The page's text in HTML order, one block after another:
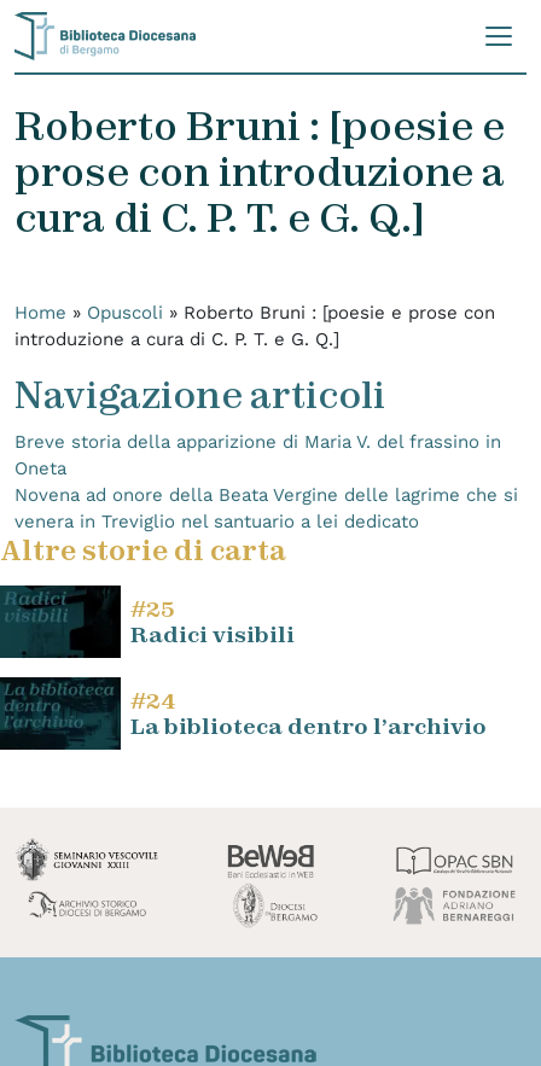
Skip to content
Roberto Bruni : [poesie e
prose con introduzione a
cura di C. P. T. e G. Q.]
Home » Opuscoli » Roberto Bruni : [poesie e prose con
introduzione a cura di C. P. T. e G. Q.]
Navigazione articoli
Breve storia della apparizione di Maria V. del frassino in
Oneta
Novena ad onore della Beata Vergine delle lagrime che si
venera in Treviglio nel santuario a lei dedicato
Altre storie di carta
#25
Radici visibili
#24
La biblioteca dentro l’archivio